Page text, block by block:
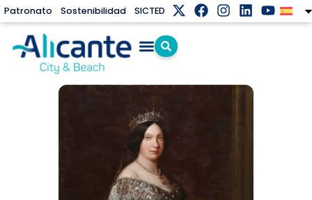
Patronato Sostenibilidad SICTED